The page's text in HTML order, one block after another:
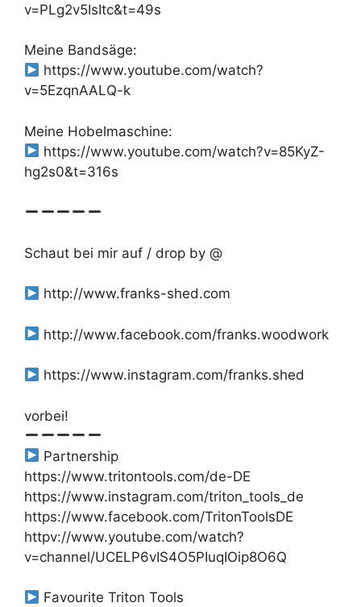
v=PLg2v5IsItc&t=49s
Meine Bandsäge:
https://www.youtube.com/watch?
v=5EzqnAALQ-k
Meine Hobelmaschine:
https://www.youtube.com/watch?v=85KyZ-
hg2s0&t=316s
Schaut bei mir auf / drop by @
http://www.franks-shed.com
http://www.facebook.com/franks.woodwork
https://www.instagram.com/franks.shed
vorbei!
Partnership
https://www.tritontools.com/de-DE
https://www.instagram.com/triton_tools_de
https://www.facebook.com/TritonToolsDE
httpv://www.youtube.com/watch?
v=channel/UCELP6vIS4O5PIuqIOip8O6Q
Favourite Triton Tools